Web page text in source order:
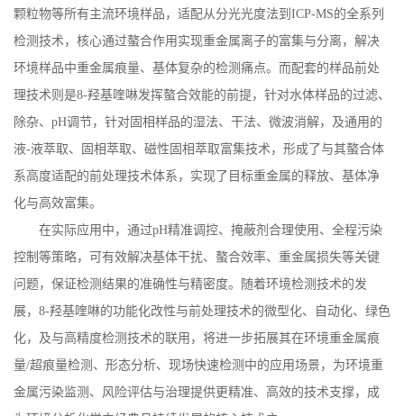
颗粒物等所有主流环境样品，适配从分光光度法到 ICP-MS的全系列
检测技术，核心通过螯合作用实现重金属离子的富集与分离，解决
环境样品中重金属痕量、基体复杂的检测痛点。而配套的样品前处
理技术则是8-羟基喹啉发挥螯合效能的前提，针对水体样品的过滤、
除杂、 pH调节，针对固相样品的湿法、干法、微波消解，及通用的
液-液萃取、固相萃取、磁性固相萃取富集技术，形成了与其螯合体
系高度适配的前处理技术体系，实现了目标重金属的释放、基体净
化与高效富集。
在实际应用中，通过pH精准调控、掩蔽剂合理使用、全程污染
控制等策略，可有效解决基体干扰、螯合效率、重金属损失等关键
问题，保证检测结果的准确性与精密度。随着环境检测技术的发
展， 8-羟基喹啉的功能化改性与前处理技术的微型化、自动化、绿色
化，及与高精度检测技术的联用，将进一步拓展其在环境重金属痕
量/超痕量检测、形态分析、现场快速检测中的应用场景，为环境重
金属污染监测、风险评估与治理提供更精准、高效的技术支撑，成